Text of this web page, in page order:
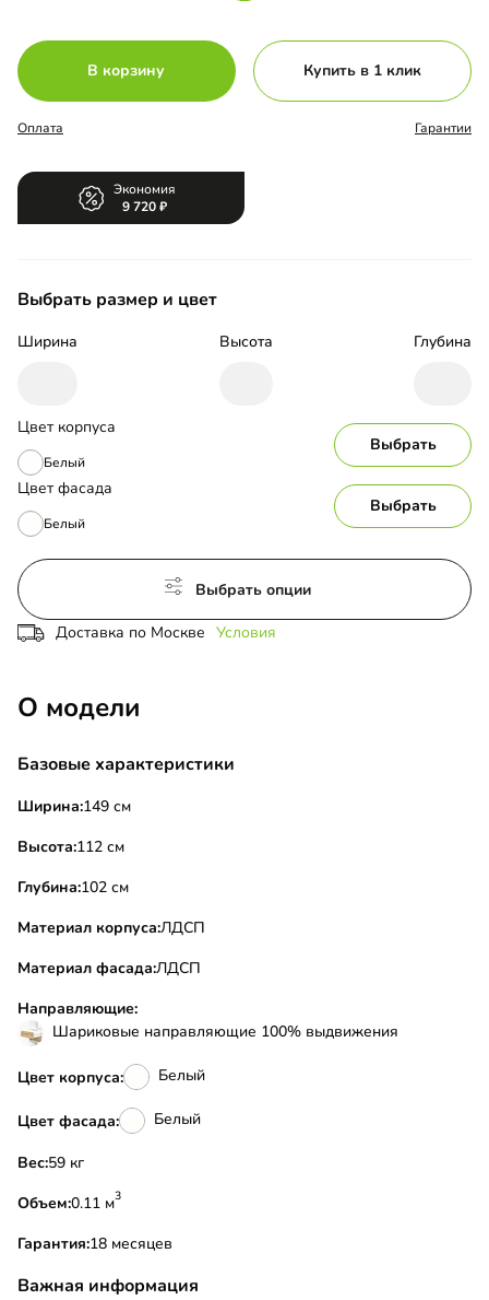
В корзину Купить в 1 клик
Оплата Гарантии
Экономия
9 720
Выбрать размер и цвет
Ширина Высота Глубина
Цвет корпуса
Белый
Выбрать
Цвет фасада
Белый
Выбрать
Выбрать опции
Доставка по Москве Условия
О модели
Базовые характеристики
Ширина:149 см
Высота:112 см
Глубина:102 см
Материал корпуса:ЛДСП
Материал фасада:ЛДСП
Направляющие:
Шариковые направляющие 100% выдвижения
Цвет корпуса: Белый
Цвет фасада: Белый
Вес:
59 кг
Объем:
0.11 м3
Гарантия:18 месяцев
Важная информация